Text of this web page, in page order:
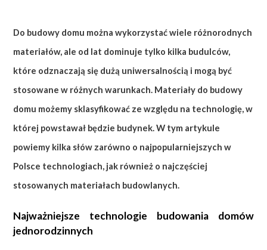
Do budowy domu można wykorzystać wiele różnorodnych
materiałów, ale od lat dominuje tylko kilka budulców,
które odznaczają się dużą uniwersalnością i mogą być
stosowane w różnych warunkach. Materiały do budowy
domu możemy sklasyfikować ze względu na technologię, w
której powstawał będzie budynek. W tym artykule
powiemy kilka słów zarówno o najpopularniejszych w
Polsce technologiach, jak również o najczęściej
stosowanych materiałach budowlanych.
Najważniejsze technologie budowania domów
jednorodzinnych